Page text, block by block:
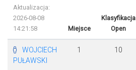
Aktualizacja:
2026-08-08
14:21:58
Miejsce
Klasyfikacja
Open
WOJCIECH
PUŁAWSKI
1 10